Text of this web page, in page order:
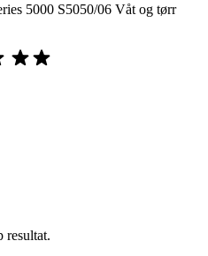
5000 S5050/06 Våt og tørr
resultat.